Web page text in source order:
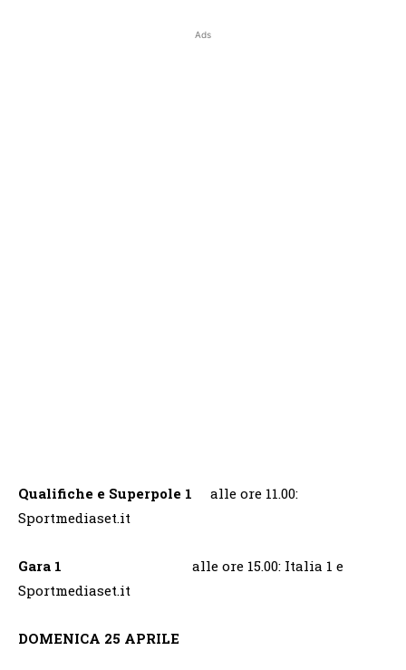
Ads
Qualifiche e Superpole 1 alle ore 11.00:
Sportmediaset.it
Gara 1 alle ore 15.00: Italia 1 e
Sportmediaset.it
DOMENICA 25 APRILE